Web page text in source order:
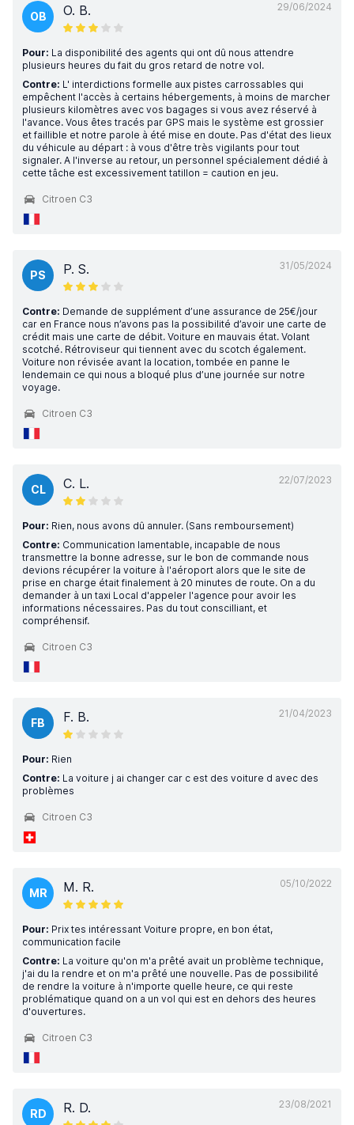
29/06/2024
OB O. B.
Pour: La disponibilité des agents qui ont dû nous attendre
plusieurs heures du fait du gros retard de notre vol.
Contre: L' interdictions formelle aux pistes carrossables qui
empêchent l'accès à certains hébergements, à moins de marcher
plusieurs kilomètres avec vos bagages si vous avez réservé à
l'avance. Vous êtes tracés par GPS mais le système est grossier
et faillible et notre parole à été mise en doute. Pas d'état des lieux
du véhicule au départ : à vous d'être très vigilants pour tout
signaler. A l'inverse au retour, un personnel spécialement dédié à
cette tâche est excessivement tatillon = caution en jeu.
Citroen C3
31/05/2024
PS P. S.
Contre: Demande de supplément d’une assurance de 25€/jour
car en France nous n’avons pas la possibilité d’avoir une carte de
crédit mais une carte de débit. Voiture en mauvais état. Volant
scotché. Rétroviseur qui tiennent avec du scotch également.
Voiture non révisée avant la location, tombée en panne le
lendemain ce qui nous a bloqué plus d’une journée sur notre
voyage.
Citroen C3
22/07/2023
CL C. L.
Pour: Rien, nous avons dû annuler. (Sans remboursement)
Contre: Communication lamentable, incapable de nous
transmettre la bonne adresse, sur le bon de commande nous
devions récupérer la voiture à l'aéroport alors que le site de
prise en charge était finalement à 20 minutes de route. On a du
demander à un taxi Local d'appeler l'agence pour avoir les
informations nécessaires. Pas du tout conscilliant, et
compréhensif.
Citroen C3
21/04/2023
FB F. B.
Pour: Rien
Contre: La voiture j ai changer car c est des voiture d avec des
problèmes
Citroen C3
05/10/2022
MR M. R.
Pour: Prix tes intéressant Voiture propre, en bon état,
communication facile
Contre: La voiture qu'on m'a prêté avait un problème technique,
j'ai du la rendre et on m'a prêté une nouvelle. Pas de possibilité
de rendre la voiture à n'importe quelle heure, ce qui reste
problématique quand on a un vol qui est en dehors des heures
d'ouvertures.
Citroen C3
23/08/2021
RD R. D.